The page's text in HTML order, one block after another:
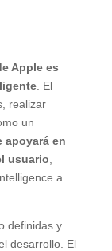
Apple es
. El
realizar
un
apoyará en
usuario
a
definidas y
desarrollo. El